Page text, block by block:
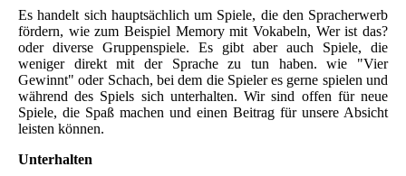
Es handelt sich hauptsächlich um Spiele, die den Spracherwerb
fördern, wie zum Beispiel Memory mit Vokabeln, Wer ist das?
oder diverse Gruppenspiele. Es gibt aber auch Spiele, die
weniger direkt mit der Sprache zu tun haben. wie "Vier
Gewinnt" oder Schach, bei dem die Spieler es gerne spielen und
während des Spiels sich unterhalten. Wir sind offen für neue
Spiele, die Spaß machen und einen Beitrag für unsere Absicht
leisten können.
Unterhalten